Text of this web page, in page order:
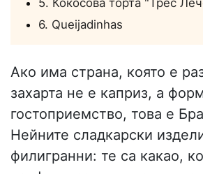
5. Кокосова торта "Трес
6. Queijadinhas
Ако има страна, която е
захарта не е каприз, а
гостоприемство, това е
Нейните сладкарски
филигранни: те са какао,